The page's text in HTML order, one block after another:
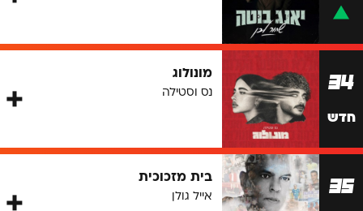
34
חדש
מונולוג
נס וסטילה
35 בית מזכוכית
אייל גולן